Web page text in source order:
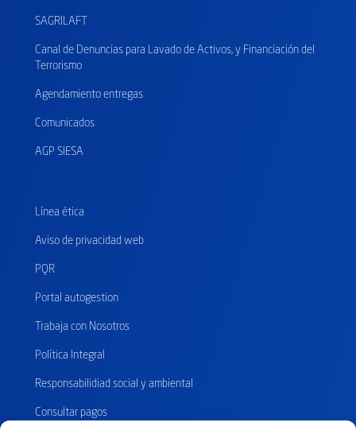
SAGRILAFT
Canal de Denuncias para Lavado de Activos, y Financiación del
Terrorismo
Agendamiento entregas
Comunicados
AGP SIESA
Línea ética
Aviso de privacidad web
PQR
Portal autogestion
Trabaja con Nosotros
Política Integral
Responsabilidiad social y ambiental
Consultar pagos